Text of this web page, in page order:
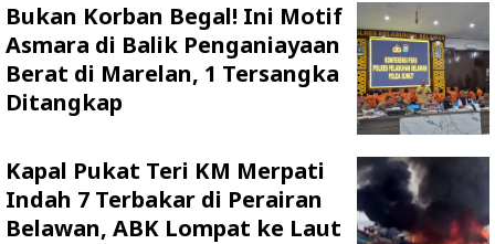
Bukan Korban Begal! Ini Motif
Asmara di Balik Penganiayaan
Berat di Marelan, 1 Tersangka
Ditangkap
Kapal Pukat Teri KM Merpati
Indah 7 Terbakar di Perairan
Belawan, ABK Lompat ke Laut